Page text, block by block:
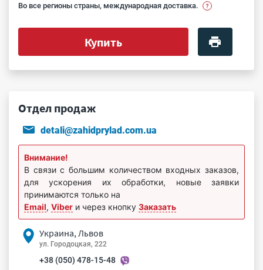
Во все регионы страны, международная доставка.
Купить
Отдел продаж
detali@zahidprylad.com.ua
Внимание!
В связи с большим количеством входных заказов,
для ускорения их обработки, новые заявки
принимаются только на
Email, Viber и через кнопку Заказать
Украина, Львов
ул. Городоцкая, 222
+38 (050) 478-15-48